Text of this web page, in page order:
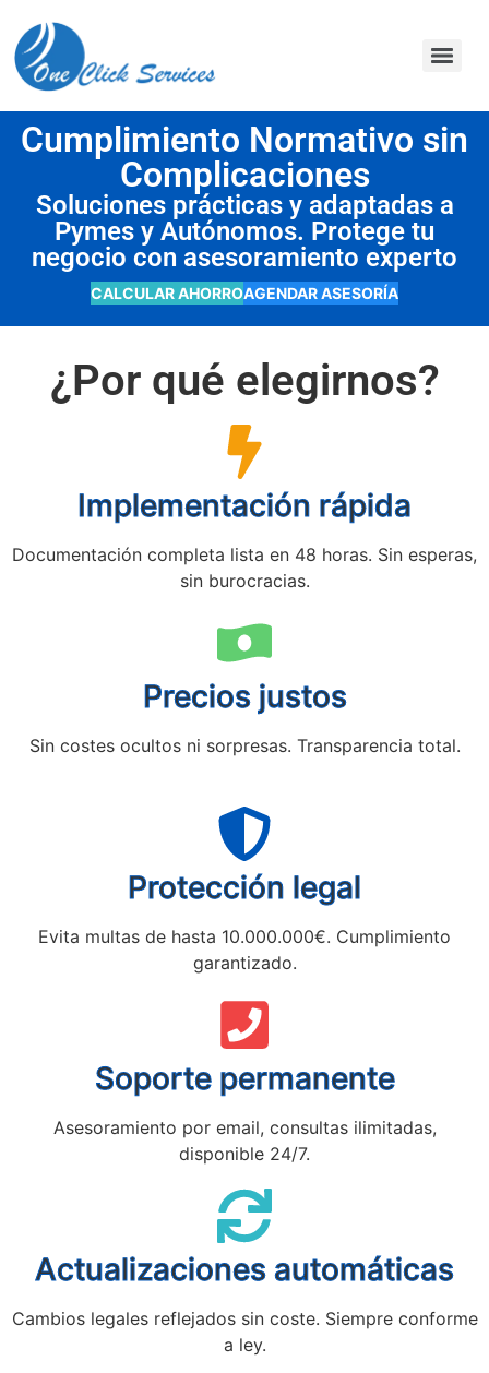
Cumplimiento Normativo sin
Complicaciones
Soluciones prácticas y adaptadas a
Pymes y Autónomos. Protege tu
negocio con asesoramiento experto
CALCULAR AHORROAGENDAR ASESORÍA
¿Por qué elegirnos?
Implementación rápida
Documentación completa lista en 48 horas. Sin esperas,
sin burocracias.
Precios justos
Sin costes ocultos ni sorpresas. Transparencia total.
Protección legal
Evita multas de hasta 10.000.000€. Cumplimiento
garantizado.
Soporte permanente
Asesoramiento por email, consultas ilimitadas,
disponible 24/7.
Actualizaciones automáticas
Cambios legales reflejados sin coste. Siempre conforme
a ley.